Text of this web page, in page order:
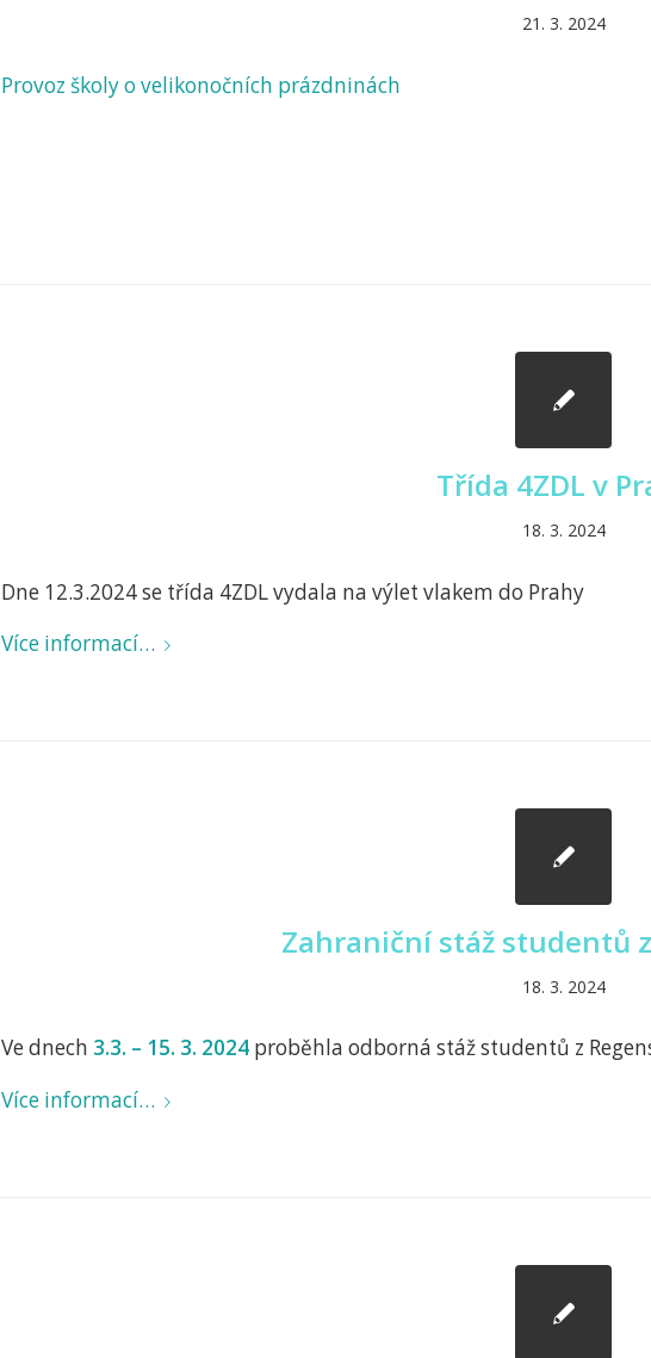
21. 3. 2024
Provoz školy o velikonočních prázdninách
Třída 4ZDL v
18. 3. 2024
Dne 12.3.2024 se třída 4ZDL vydala na výlet vlakem do Prahy
Více informací…
Zahraniční stáž studentů
18. 3. 2024
Ve dnech 3.3. – 15. 3. 2024 proběhla odborná stáž studentů z
Více informací…